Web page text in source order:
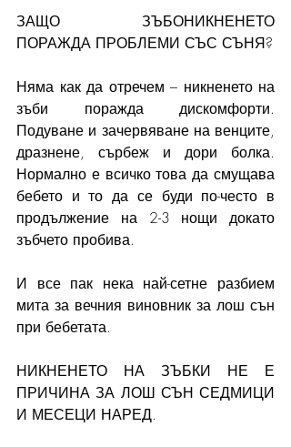
ЗАЩО ЗЪБОНИКНЕНЕТО
ПОРАЖДА ПРОБЛЕМИ СЪС СЪНЯ?
Няма как да отречем – никненето на
зъби поражда дискомфорти.
Подуване и зачервяване на венците,
дразнене, сърбеж и дори болка.
Нормално е всичко това да смущава
бебето и то да се буди по-често в
продължение на 2-3 нощи докато
зъбчето пробива.
И все пак нека най-сетне разбием
мита за вечния виновник за лош сън
при бебетата.
НИКНЕНЕТО НА ЗЪБКИ НЕ Е
ПРИЧИНА ЗА ЛОШ СЪН СЕДМИЦИ
И МЕСЕЦИ НАРЕД.